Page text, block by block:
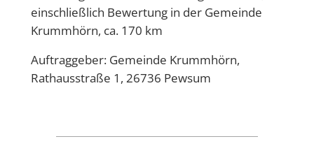
einschließlich Bewertung in der Gemeinde
Krummhörn, ca. 170 km
Auftraggeber: Gemeinde Krummhörn,
Rathausstraße 1, 26736 Pewsum